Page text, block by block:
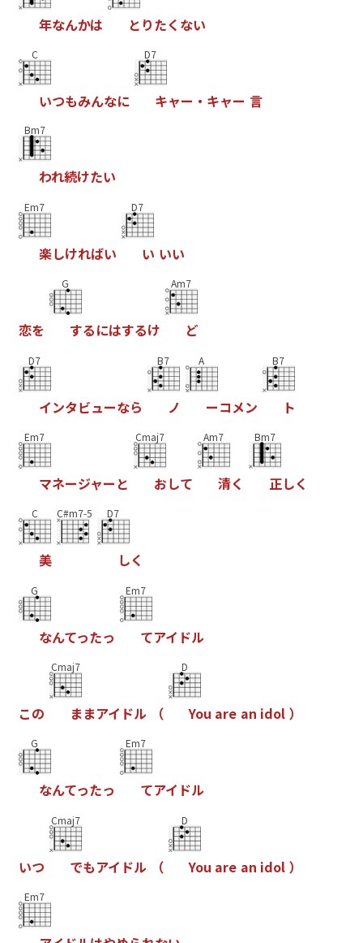
年なんかは と りたく ない
C
いつもみんなに
D7
キャー ・ キャー 言
Bm7
われ続けたい
Em7
楽しければい
D7
い いい
恋を
G
するにはするけ
Am7
ど
D7
インタビューなら
B7
ノ
A
ーコメン
B7
ト
Em7
マネージャー と
Cmaj7
おして
Am7
清く
Bm7
正しく
C
美
C#m7-5 D7
しく
G
なんてったっ
Em7
てアイ ドル
この
Cmaj7
ままアイ ドル （
D
You are an idol ）
G
なんてったっ
Em7
てアイ ドル
いつ
Cmaj7
でもアイ ドル （
D
You are an idol ）
Em7